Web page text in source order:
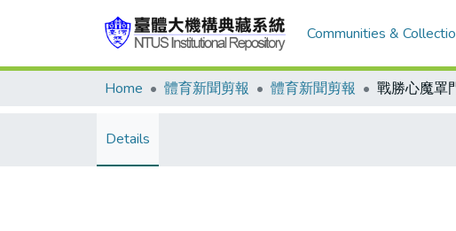
Communities &
Home 體育新聞剪報 體育新聞剪報
Details